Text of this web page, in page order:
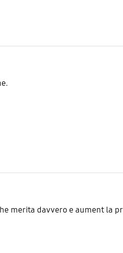
merita davvero e aument la